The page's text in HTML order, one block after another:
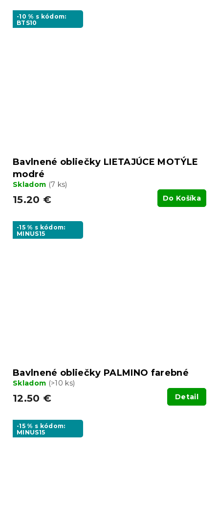
-10 % s kódom:
BTS10
Bavlnené obliečky LIETAJÚCE MOTÝLE
modré
Skladom (7 ks)
15.20 € Do Košíka
-15 % s kódom:
MINUS15
Bavlnené obliečky PALMINO farebné
Skladom (>10 ks)
12.50 € Detail
-15 % s kódom:
MINUS15